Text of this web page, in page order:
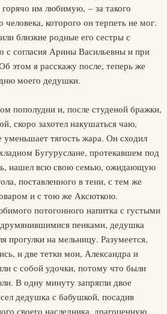
им любимую, – за такого
человека, которого он терпеть не мог.
близкие родные его сестры с
с согласия Арины Васильевны и при
этом я расскажу после, теперь же
моего дедушки.
пополудни и, после студеной бражки,
скоро захотел накушаться чаю,
уменьшает тягость жара. Он сходил
Бугуруслане, протекавшем под
нашел всю свою семью, ожидающую
поставленного в тени, с тем же
и с тою же Аксюткою.
потогонного напитка с густыми
пенками, дедушка
прогулки на мельницу. Разумеется,
и две тетки мои, Александра и
с собой удочки, потому что были
В одну минуту запрягли двое
дедушка с бабушкой, посадив
своего наследника, драгоценную